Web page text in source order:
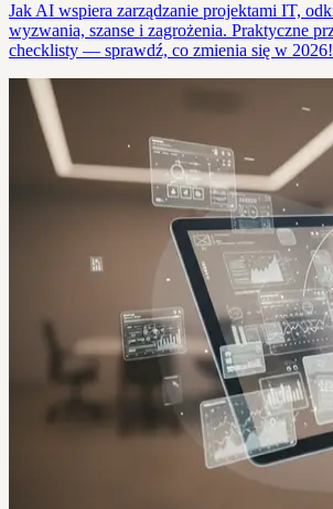
Jak AI wspiera zarządzanie projektami IT,
wyzwania, szanse i zagrożenia. Praktyczne
checklisty — sprawdź, co zmienia się w 2026!